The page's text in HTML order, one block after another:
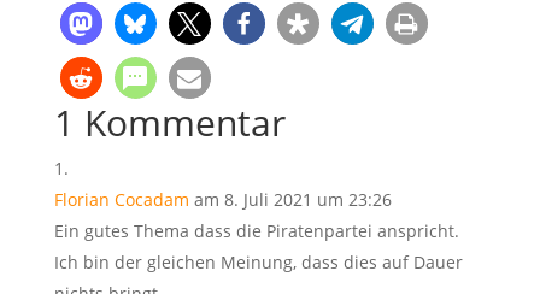
1 Kommentar
Florian Cocadam am 8. Juli 2021 um 23:26
Ein gutes Thema dass die Piratenpartei anspricht.
Ich bin der gleichen Meinung, dass dies auf Dauer